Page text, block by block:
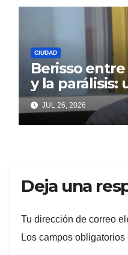
CIUDAD
Berisso
y la parálisis:
acorralado
gestión y el
vecino
JUL 26, 2026
Deja una
Tu dirección de correo
Los campos